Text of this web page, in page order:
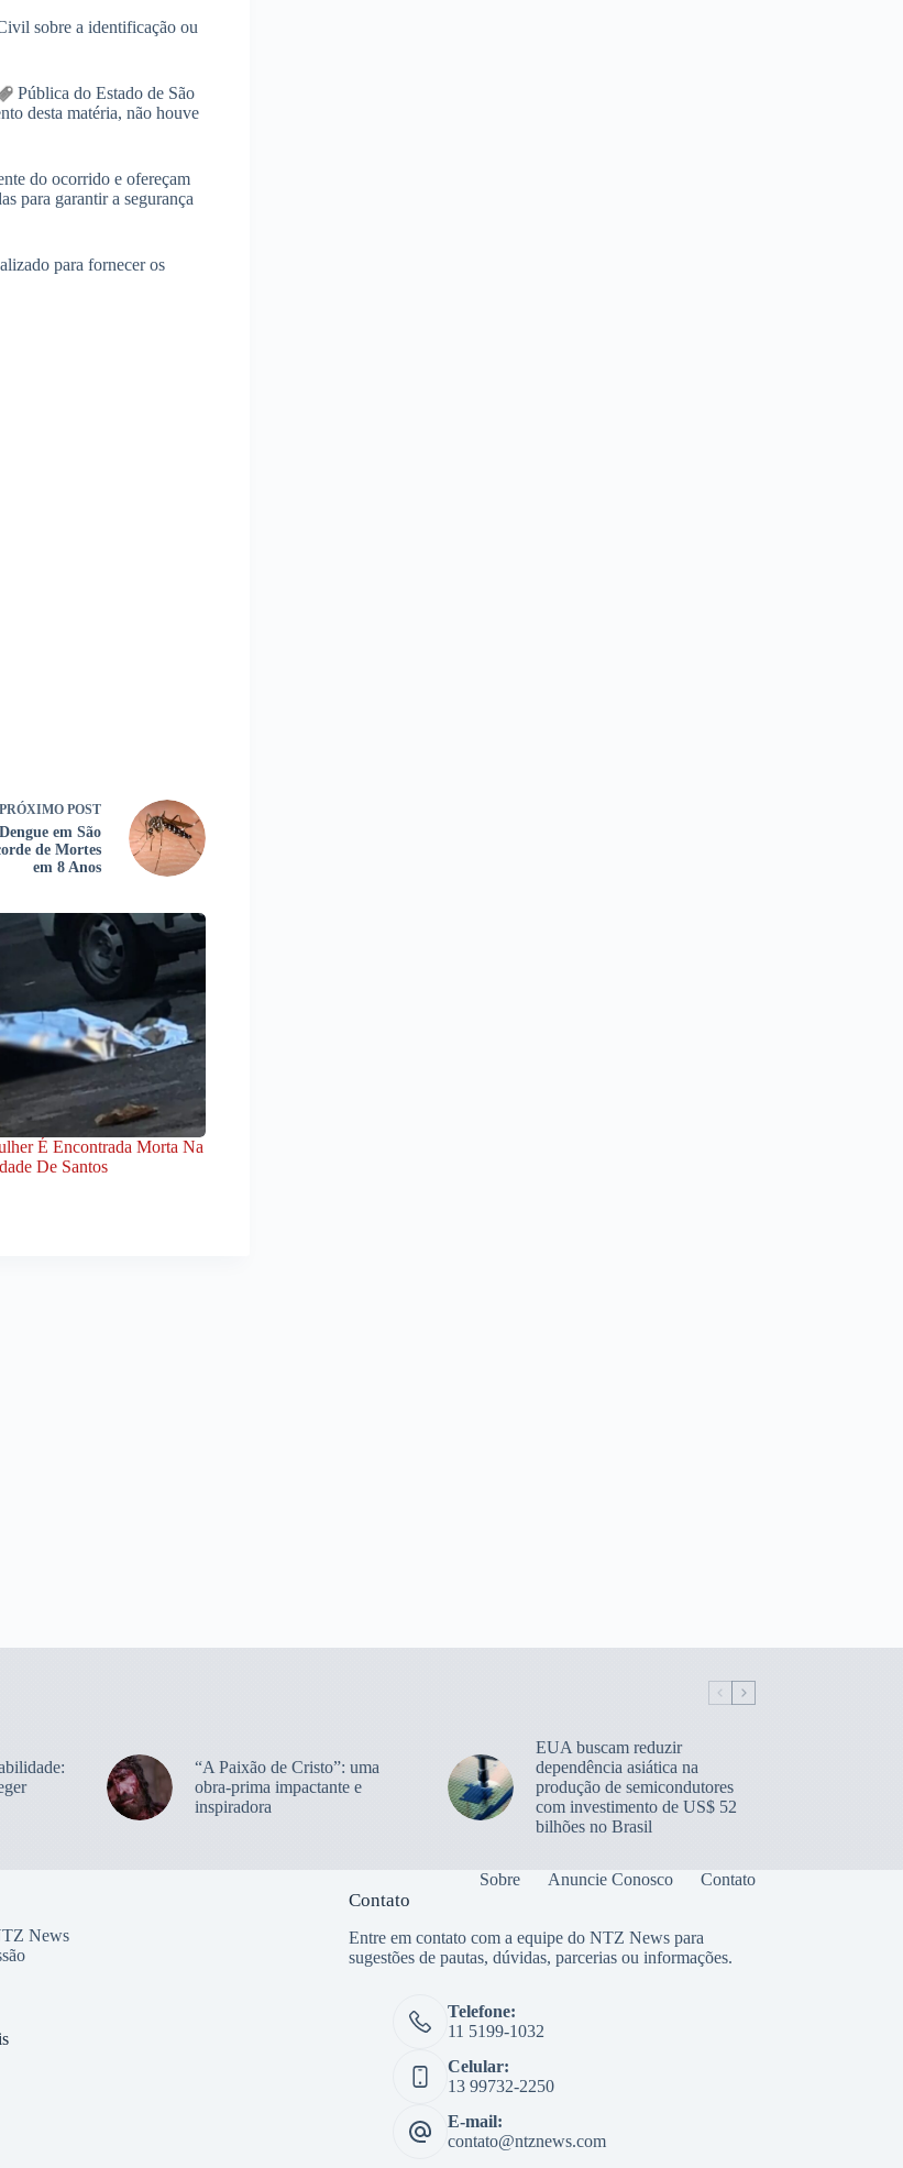
sobre a identificação ou
Pública do Estado de São
desta matéria, não houve
do ocorrido e ofereçam
para garantir a segurança
para fornecer os
PRÓXIMO POST
em São
de Mortes
em 8 Anos
É Encontrada Morta Na
De Santos
“A Paixão de Cristo”: uma
obra-prima impactante e
inspiradora
EUA buscam reduzir
dependência asiática na
produção de semicondutores
com investimento de US$ 52
bilhões no Brasil
Sobre Anuncie Conosco Contato
News
Contato
Entre em contato com a equipe do NTZ News para
sugestões de pautas, dúvidas, parcerias ou informações.
Telefone:
11 5199-1032
Celular:
13 99732-2250
E-mail:
contato@ntznews.com